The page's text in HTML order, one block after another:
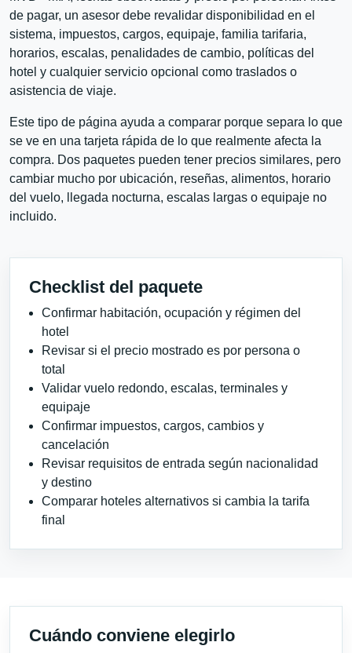
de pagar, un asesor debe revalidar disponibilidad en el
sistema, impuestos, cargos, equipaje, familia tarifaria,
horarios, escalas, penalidades de cambio, políticas del
hotel y cualquier servicio opcional como traslados o
asistencia de viaje.
Este tipo de página ayuda a comparar porque separa lo que
se ve en una tarjeta rápida de lo que realmente afecta la
compra. Dos paquetes pueden tener precios similares, pero
cambiar mucho por ubicación, reseñas, alimentos, horario
del vuelo, llegada nocturna, escalas largas o equipaje no
incluido.
Checklist del paquete
Confirmar habitación, ocupación y régimen del
hotel
Revisar si el precio mostrado es por persona o
total
Validar vuelo redondo, escalas, terminales y
equipaje
Confirmar impuestos, cargos, cambios y
cancelación
Revisar requisitos de entrada según nacionalidad
y destino
Comparar hoteles alternativos si cambia la tarifa
final
Cuándo conviene elegirlo